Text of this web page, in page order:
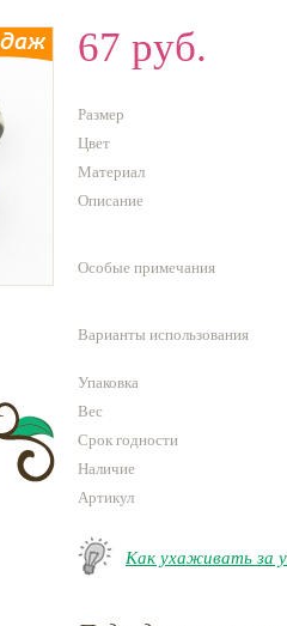
67 руб.
Размер
Цвет
Материал
Описание
Особые примечания
Варианты использования
Упаковка
Вес
Срок годности
Наличие
Артикул
Как ухаживать за